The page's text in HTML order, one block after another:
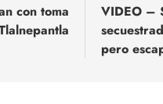
con toma
VIDEO –
pero